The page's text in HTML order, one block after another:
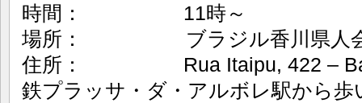
時間： 11時～
場所： ブラジル香川県人
住所： Rua Itaipu, 422 –
鉄プラッサ・ダ・アルボレ駅から